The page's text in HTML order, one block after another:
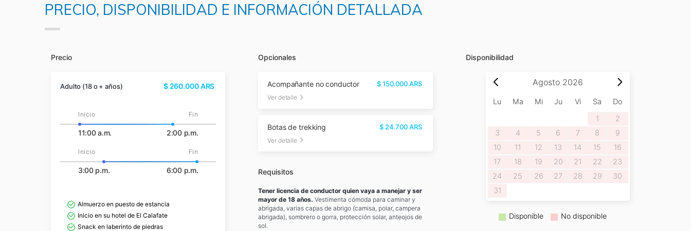
PRECIO, DISPONIBILIDAD E INFORMACIÓN DETALLADA
Precio
Adulto (18 o + años) $ 260.000ARS
Inicio Fin
11:00 a.m. 2:00 p.m.
Inicio Fin
3:00 p.m. 6:00 p.m.
Almuerzo en puesto de estancia
Inicio en su hotel de El Calafate
Snack en laberinto de piedras
Opcionales
Acompañante no conductor
Ver detalle
$150.000ARS
Botas de trekking
Ver detalle
$ 24.700ARS
Requisitos
Tener licencia de conductor quien vaya a manejar y ser
mayor de 18 años. Vestimenta cómoda para caminar y
abrigada, varias capas de abrigo (camisa, polar, campera
abrigada), sombrero o gorra, protección solar, anteojos de
sol.
Disponibilidad
Agosto 2026
Lu Ma Mi Ju Vi Sa
Do
1
2
3
4 5 6 7 8
9
10
11 12 13 14 15
16
17
18 19 20 21 22
23
24
25 26 27 28 29
30
31
Disponible No disponible